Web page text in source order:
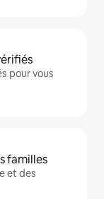
pour vous
familles
et des